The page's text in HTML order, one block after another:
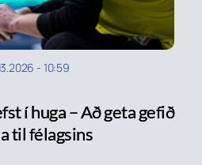
- 10:59
í huga – Að geta gefið
til félagsins